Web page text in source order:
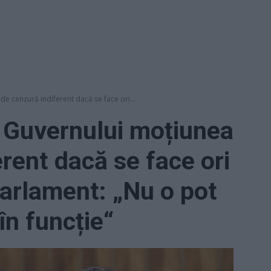
cenzură indiferent dacă se face ori...
moțiunea
dacă se face ori
„Nu o pot
funcție“